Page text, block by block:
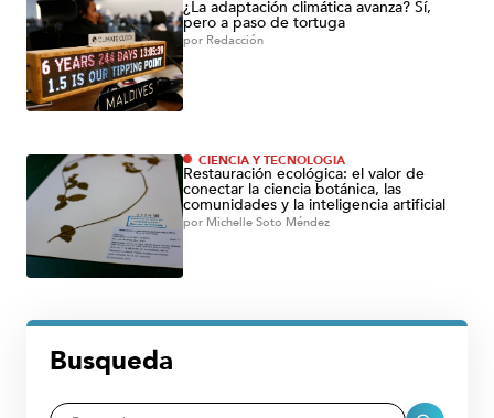
¿La adaptación climática avanza? Sí,
pero a paso de tortuga
por Redacción
CIENCIA Y TECNOLOGÍA
Restauración ecológica: el valor de
conectar la ciencia botánica, las
comunidades y la inteligencia artificial
por Michelle Soto Méndez
Busqueda